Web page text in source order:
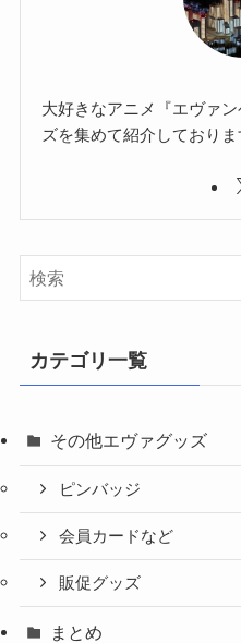
大好きなアニメ『エヴァ
ズを集めて紹介しておりま
カテゴリ一覧
その他エヴァグッズ
ピンバッジ
会員カードなど
販促グッズ
まとめ